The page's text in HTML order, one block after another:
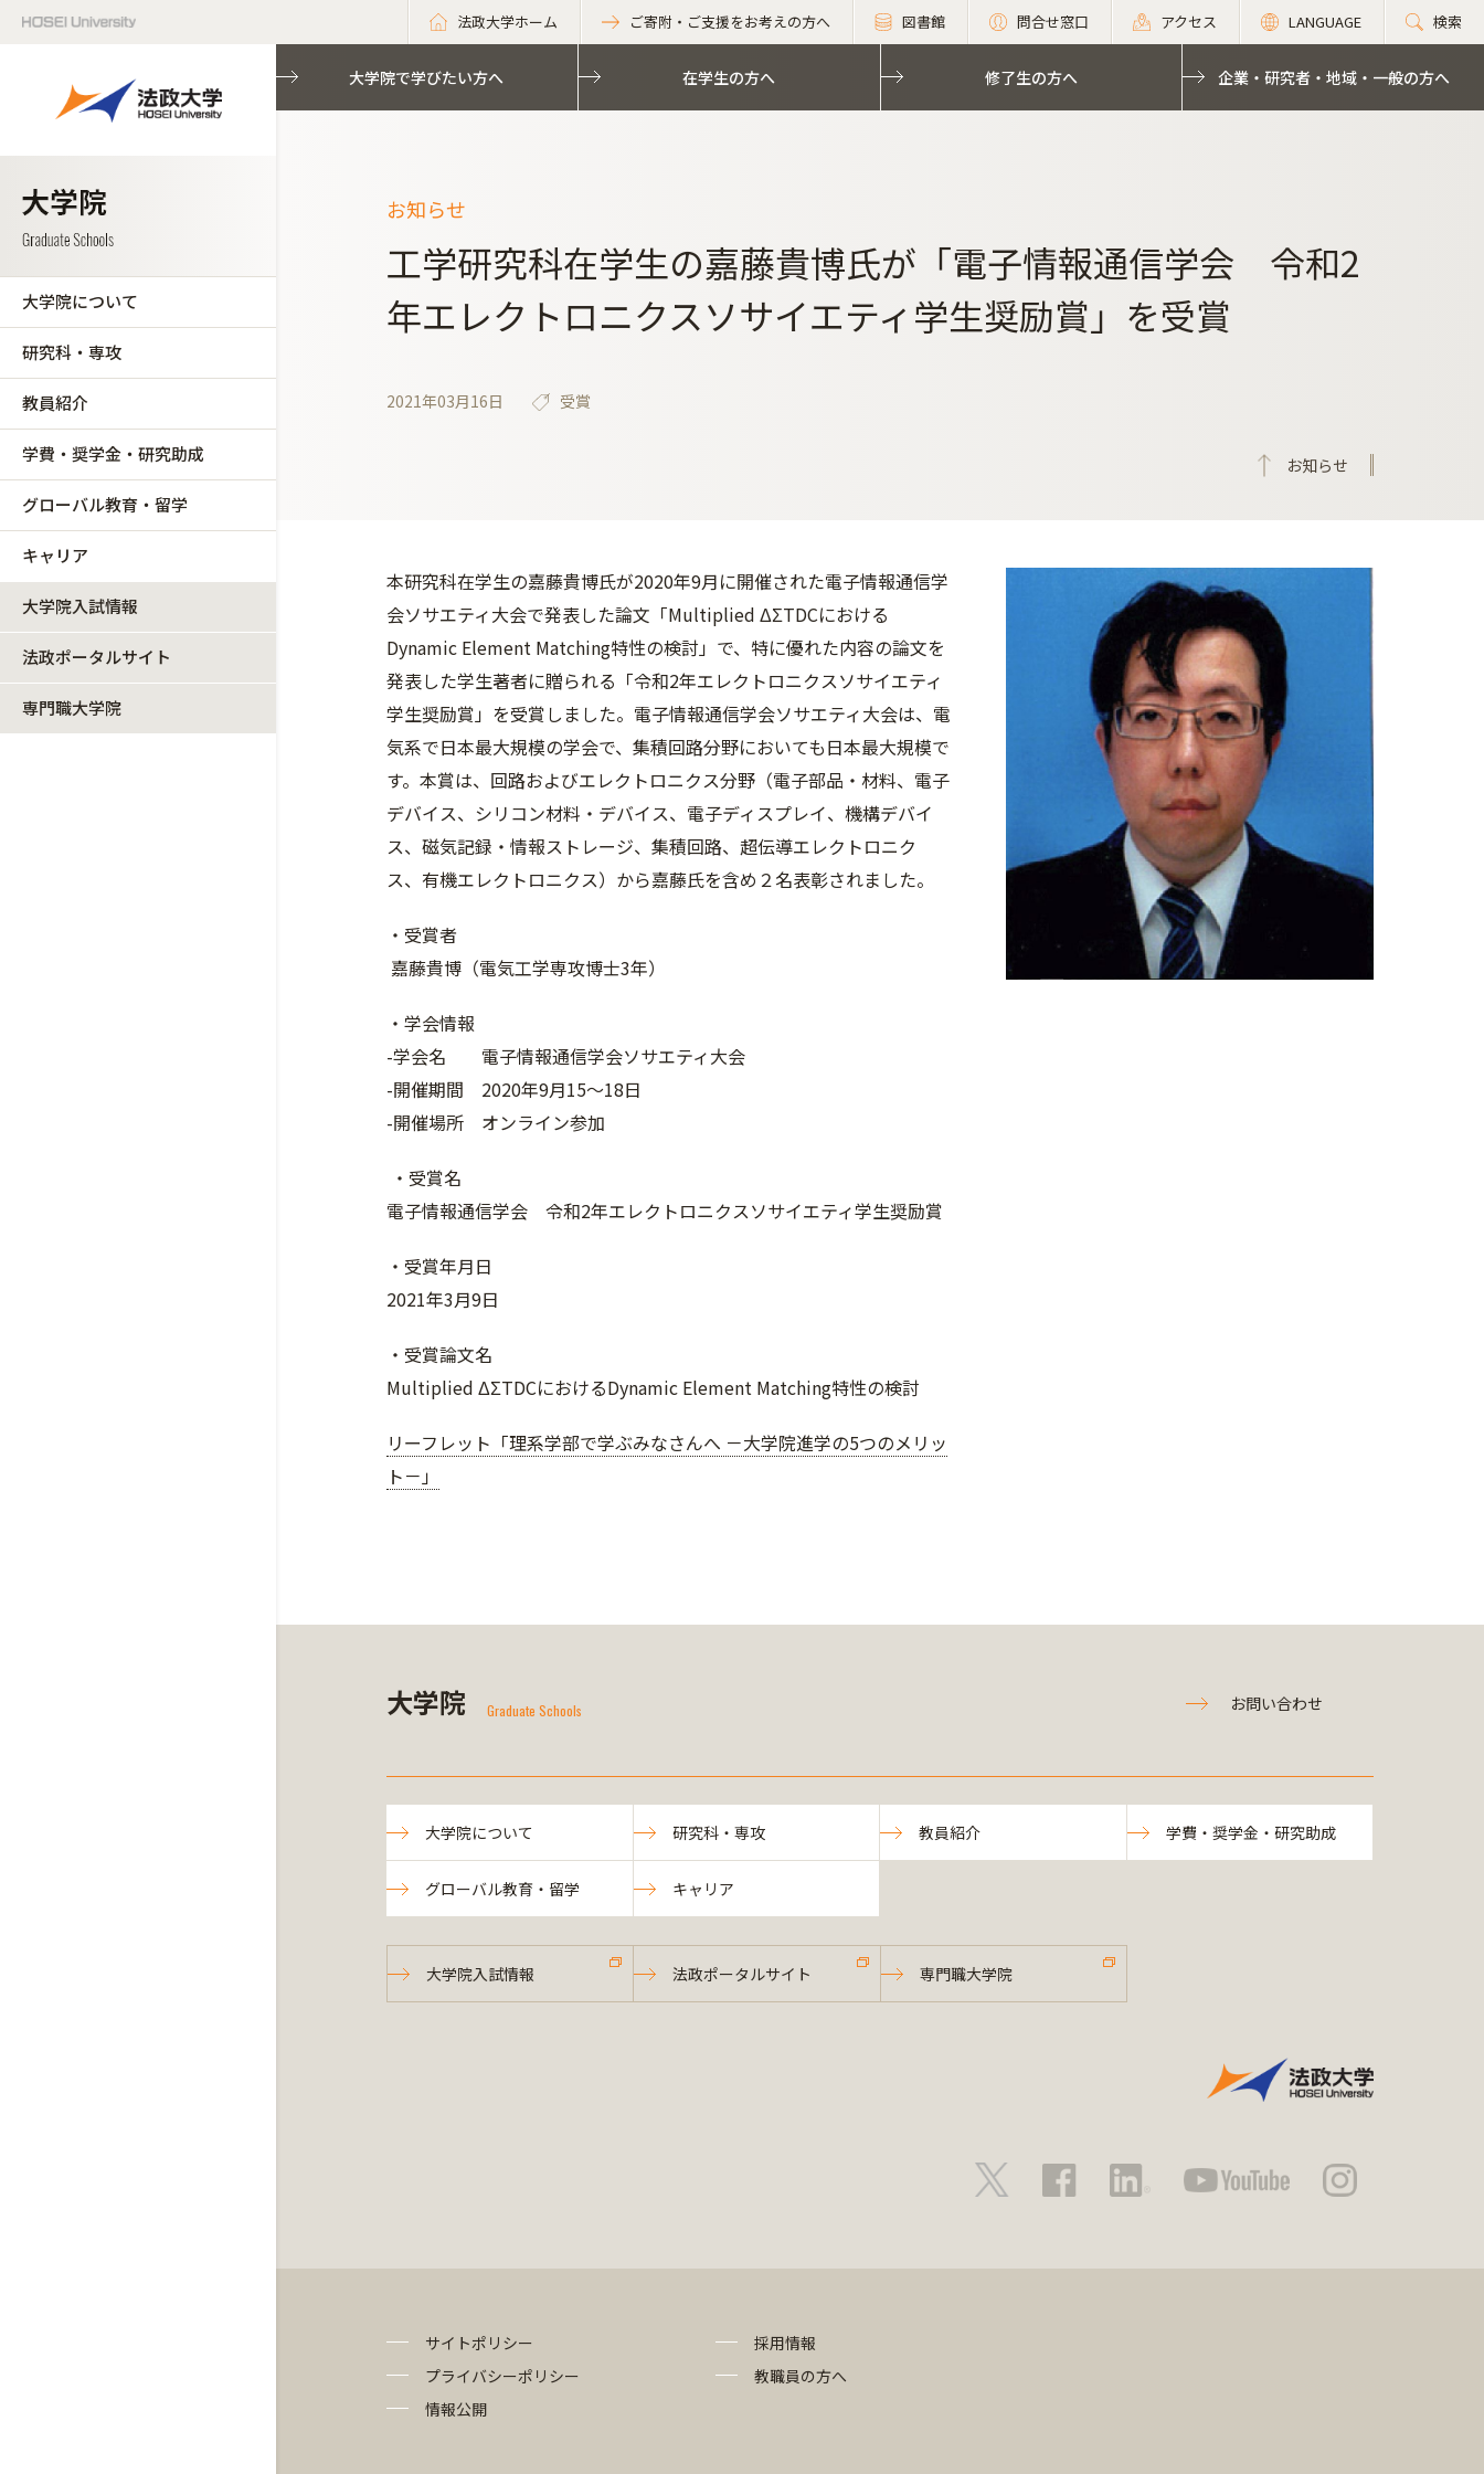
法政大学ホーム ご寄附・ご支援をお考えの方へ 図書館 問合せ窓口 アクセス LANGUAGE 検索
大学院について
研究科・専攻
教員紹介
学費・奨学金・研究助成
グローバル教育・留学
キャリア
大学院入試情報
法政ポータルサイト
専門職大学院
大学院で学びたい方へ 在学生の方へ 修了生の方へ 企業・研究者・地域・一般の方へ
お知らせ
工学研究科在学生の嘉藤貴博氏が「電子情報通信学会 令和2
年エレクトロニクスソサイエティ学生奨励賞」を受賞
2021年03月16日 受賞
お知らせ
本研究科在学生の嘉藤貴博氏が2020年9月に開催された電子情報通信学
会ソサエティ大会で発表した論文「Multiplied ΔΣTDCにおける
Dynamic Element Matching特性の検討」で、特に優れた内容の論文を
発表した学生著者に贈られる「令和2年エレクトロニクスソサイエティ
学生奨励賞」を受賞しました。電子情報通信学会ソサエティ大会は、電
気系で日本最大規模の学会で、集積回路分野においても日本最大規模で
す。本賞は、回路およびエレクトロニクス分野（電子部品・材料、電子
デバイス、シリコン材料・デバイス、電子ディスプレイ、機構デバイ
ス、磁気記録・情報ストレージ、集積回路、超伝導エレクトロニク
ス、有機エレクトロニクス）から嘉藤氏を含め２名表彰されました。
・受賞者
嘉藤貴博（電気工学専攻博士3年）
・学会情報
-学会名 電子情報通信学会ソサエティ大会
-開催期間 2020年9月15～18日
-開催場所 オンライン参加
・受賞名
電子情報通信学会 令和2年エレクトロニクスソサイエティ学生奨励賞
・受賞年月日
2021年3月9日
・受賞論文名
Multiplied ΔΣTDCにおけるDynamic Element Matching特性の検討
リーフレット「理系学部で学ぶみなさんへ －大学院進学の5つのメリッ
ト－」
大学院 Graduate Schools お問い合わせ
大学院について 研究科・専攻 教員紹介 学費・奨学金・研究助成
グローバル教育・留学 キャリア
大学院入試情報 法政ポータルサイト 専門職大学院
サイトポリシー
プライバシーポリシー
情報公開
採用情報
教職員の方へ